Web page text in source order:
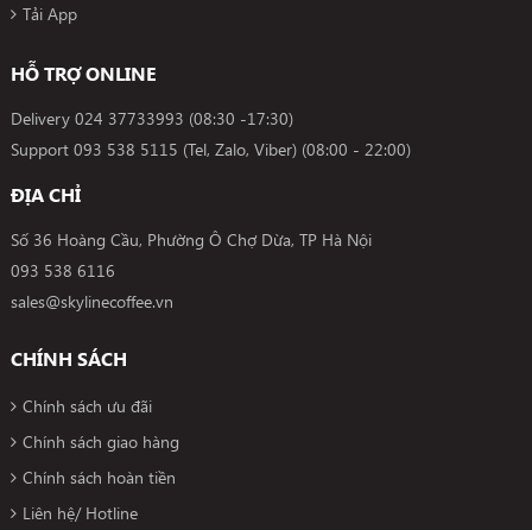
Tải App
HỖ TRỢ ONLINE
Delivery 024 37733993 (08:30 -17:30)
Support 093 538 5115 (Tel, Zalo, Viber)(08:00 - 22:00)
ĐỊA CHỈ
Số 36 Hoàng Cầu, Phường Ô Chợ Dừa, TP Hà Nội
093 538 6116
sales@skylinecoffee.vn
CHÍNH SÁCH
Chính sách ưu đãi
Chính sách giao hàng
Chính sách hoàn tiền
Liên hệ/ Hotline